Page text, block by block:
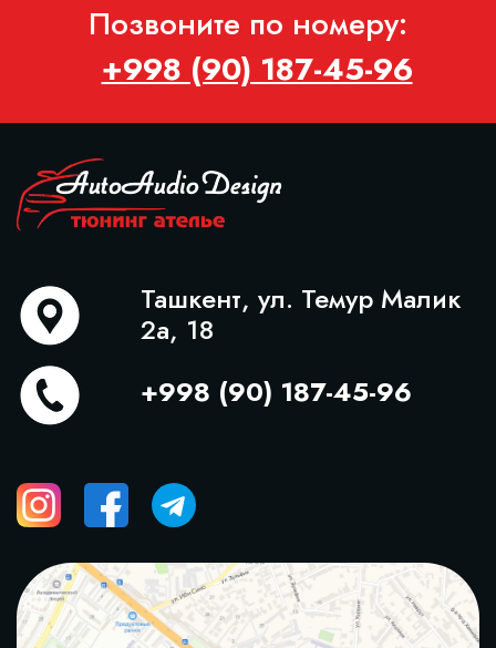
Позвоните по номеру:
+998 (90) 187-45-96
Ташкент, ул. Темур Малик
2а, 18
+998 (90) 187-45-96